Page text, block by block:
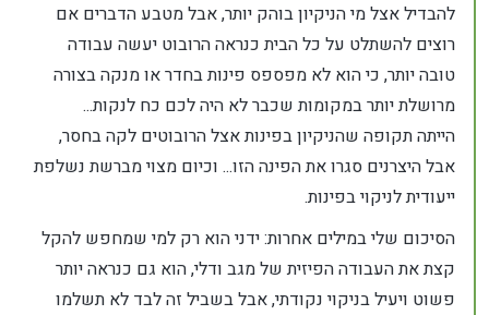
להבדיל אצל מי הניקיון בוהק יותר, אבל מטבע הדברים אם
רוצים להשתלט על כל הבית כנראה הרובוט יעשה עבודה
טובה יותר, כי הוא לא מפספס פינות בחדר או מנקה בצורה
מרושלת יותר במקומות שכבר לא היה לכם כח לנקות...
הייתה תקופה שהניקיון בפינות אצל הרובוטים לקה בחסר,
אבל היצרנים סגרו את הפינה הזו... וכיום מצוי מברשת נשלפת
ייעודית לניקוי בפינות.
הסיכום שלי במילים אחרות: ידני הוא רק למי שמחפש להקל
קצת את העבודה הפיזית של מגב ודלי, הוא גם כנראה יותר
פשוט ויעיל בניקוי נקודתי, אבל בשביל זה לבד לא תשלמו